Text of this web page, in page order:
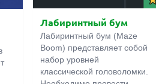
Лабиринтный бум
Лабиринтный бум (Maze
Boom) представляет собой
набор уровней
классической головоломки.